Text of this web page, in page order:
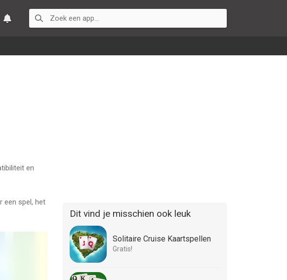
en
een spel, het
Dit vind je misschien ook leuk
Solitaire Cruise Kaartspellen
Gratis!